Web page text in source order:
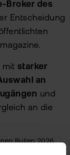
Broker des
Entscheidung
mit starker
an
und
an die
Bullen 2026